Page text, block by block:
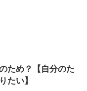
ため？【自分のた
たい】